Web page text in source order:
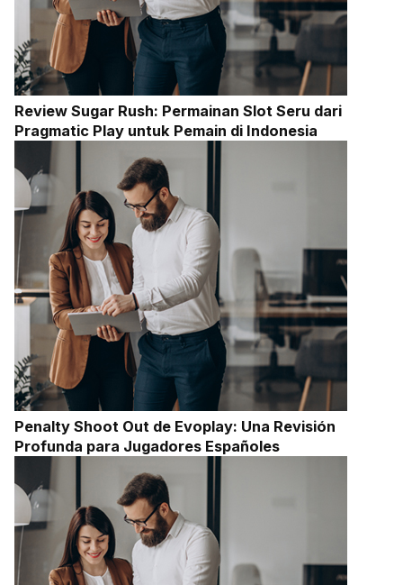
Review Sugar Rush: Permainan Slot Seru dari
Pragmatic Play untuk Pemain di Indonesia
Penalty Shoot Out de Evoplay: Una Revisión
Profunda para Jugadores Españoles